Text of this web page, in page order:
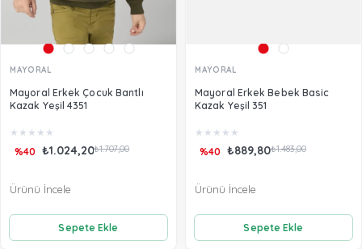
MAYORAL
Mayoral Erkek Çocuk Bantlı
Kazak Yeşil 4351
★ ★ ★ ★ ★
₺1.024,20₺1.707,00
%40
Sepete Ekle
Ürünü İncele
MAYORAL
Mayoral Erkek Bebek Basic
Kazak Yeşil 351
★ ★ ★ ★ ★
₺889,80₺1.483,00
%40
Sepete Ekle
Ürünü İncele